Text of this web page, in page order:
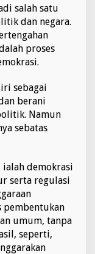
salah satu
dan negara.
proses
sebagai
berani
Namun
sebatas
demokrasi
serta regulasi
pembentukan
umum, tanpa
seperti,